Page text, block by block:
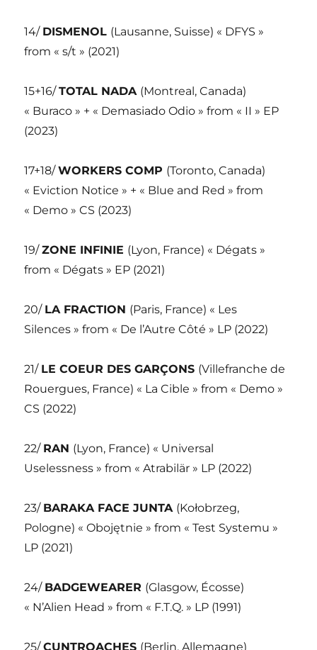
14/ DISMENOL (Lausanne, Suisse) « DFYS »
from « s/t » (2021)
15+16/TOTAL NADA (Montreal, Canada)
« Buraco » + « Demasiado Odio » from « II » EP
(2023)
17+18/WORKERS COMP (Toronto, Canada)
« Eviction Notice » + « Blue and Red » from
« Demo » CS (2023)
19/ZONE INFINIE (Lyon, France) « Dégats »
from « Dégats » EP (2021)
20/ LA FRACTION (Paris, France) « Les
Silences » from « De l’Autre Côté » LP (2022)
21/ LE COEUR DES GARÇONS (Villefranche de
Rouergues, France) « La Cible » from « Demo »
CS (2022)
22/ RAN (Lyon, France) « Universal
Uselessness » from « Atrabilär » LP (2022)
23/ BARAKA FACE JUNTA (Kołobrzeg,
Pologne) « Obojętnie » from « Test Systemu »
LP (2021)
24/ BADGEWEARER (Glasgow, Écosse)
« N’Alien Head » from « F.T.Q. » LP (1991)
25/CUNTROACHES (Berlin, Allemagne)